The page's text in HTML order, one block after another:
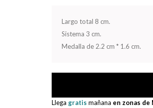
Largo total 8 cm.
Sistema 3 cm.
Medalla de 2.2 cm * 1.6 cm.
Llega gratis mañana en zonas